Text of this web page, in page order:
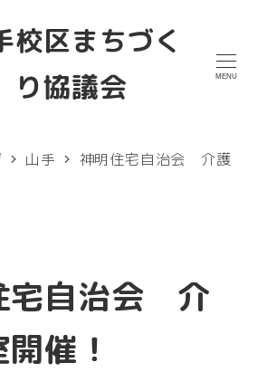
校区まちづく
り協議会
MENU
山手
神明住宅自治会 介護
宅自治会 介
催！